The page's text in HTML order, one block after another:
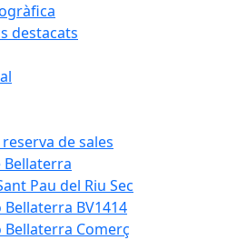
destacats
de sales
Bellaterra
Pau del Riu Sec
Bellaterra BV1414
Bellaterra Comerç